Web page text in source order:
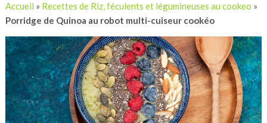
Accueil » Recettes de Riz, féculents et légumineuses au cookeo »
Porridge de Quinoa au robot multi-cuiseur cookéo